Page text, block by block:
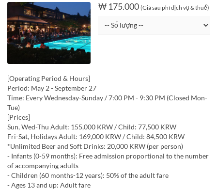
₩ 175.000 (Giá sau phí dịch vụ & thuế)
[Operating Period & Hours]
Period: May 2 - September 27
Time: Every Wednesday-Sunday / 7:00 PM - 9:30 PM (Closed Mon-
Tue)
[Prices]
Sun, Wed-Thu Adult: 155,000 KRW / Child: 77,500 KRW
Fri-Sat, Holidays Adult: 169,000 KRW / Child: 84,500 KRW
*Unlimited Beer and Soft Drinks: 20,000 KRW (per person)
- Infants (0-59 months): Free admission proportional to the number
of accompanying adults
- Children (60 months-12 years): 50% of the adult fare
- Ages 13 and up: Adult fare